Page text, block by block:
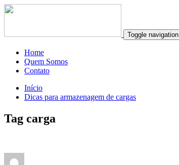
Toggle navigation
Home
Quem Somos
Contato
Início
Dicas para armazenagem de cargas
Tag carga